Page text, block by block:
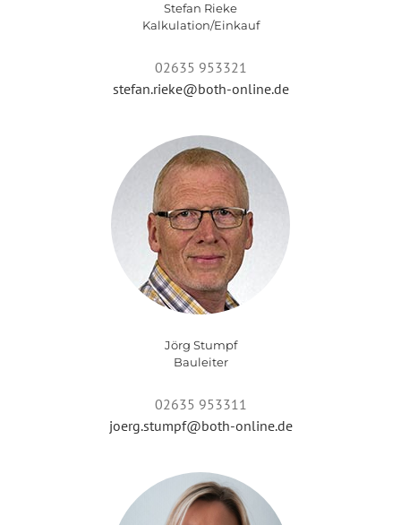
Stefan Rieke
Kalkulation/Einkauf
02635 953321
stefan.rieke@both-online.de
Jörg Stumpf
Bauleiter
02635 953311
joerg.stumpf@both-online.de